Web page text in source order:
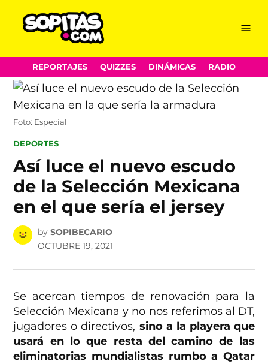
Skip
to
content
Menu
REPORTAJES QUIZZES DINÁMICAS RADIO
Foto: Especial
POSTED
DEPORTES
Así luce el nuevo escudo
de la Selección Mexicana
en el que sería el jersey
by SOPIBECARIO
OCTUBRE 19, 2021
Se acercan tiempos de renovación para la
Selección Mexicana y no nos referimos al DT,
jugadores o directivos, sino a la playera que
usará en lo que resta del camino de las
eliminatorias mundialistas rumbo a Qatar